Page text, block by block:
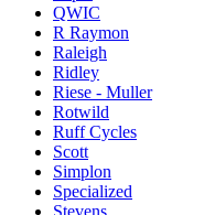
QWIC
R Raymon
Raleigh
Ridley
Riese - Muller
Rotwild
Ruff Cycles
Scott
Simplon
Specialized
Stevens